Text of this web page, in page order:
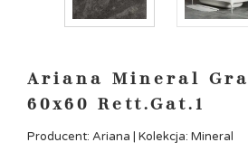
Ariana Mineral
60x60 Rett.Gat.1
Producent: Ariana | Kolekcja: Mineral